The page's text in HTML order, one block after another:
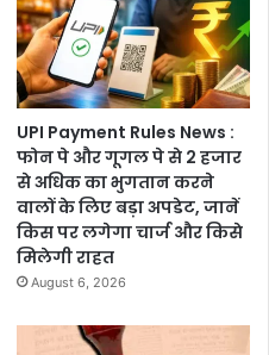
UPI Payment Rules News :
फोन पे और गूगल पे से 2 हजार
से अधिक का भुगतान करने
वालों के लिए बड़ा अपडेट, जानें
किस पर लगेगा चार्ज और किसे
मिलेगी राहत
August 6, 2026